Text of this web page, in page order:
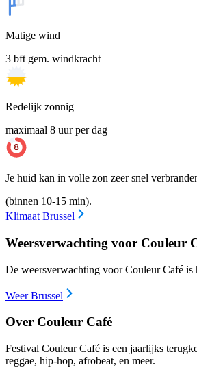
Matige wind
3 bft gem. windkracht
Redelijk zonnig
maximaal 8 uur per dag
Je huid kan in volle zon zeer snel
(binnen 10-15 min).
Klimaat Brussel
Weersverwachting voor Couleur
De weersverwachting voor Couleur Café is
Weer Brussel
Over Couleur Café
Festival Couleur Café is een jaarlijks
reggae, hip-hop, afrobeat, en meer.